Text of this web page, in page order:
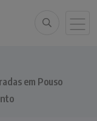
em Pouso